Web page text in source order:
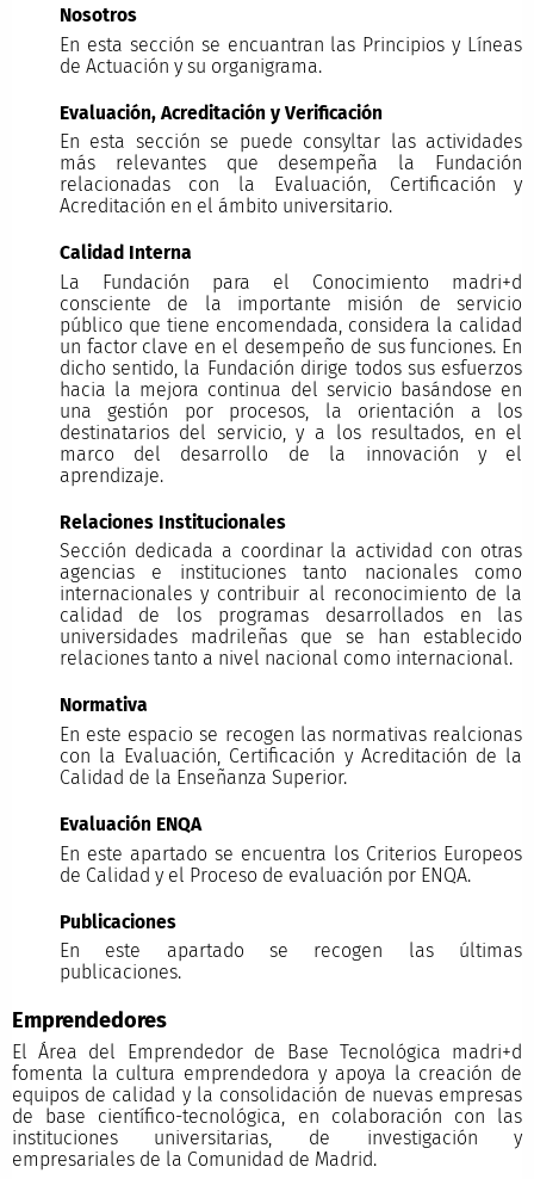
Nosotros
En esta sección se encuantran las Principios y Líneas
de Actuación y su organigrama.
Evaluación, Acreditación y Verificación
En esta sección se puede consyltar las actividades
más relevantes que desempeña la Fundación
relacionadas con la Evaluación, Certificación y
Acreditación en el ámbito universitario.
Calidad Interna
La Fundación para el Conocimiento madri+d
consciente de la importante misión de servicio
público que tiene encomendada, considera la calidad
un factor clave en el desempeño de sus funciones. En
dicho sentido, la Fundación dirige todos sus esfuerzos
hacia la mejora continua del servicio basándose en
una gestión por procesos, la orientación a los
destinatarios del servicio, y a los resultados, en el
marco del desarrollo de la innovación y el
aprendizaje.
Relaciones Institucionales
Sección dedicada a coordinar la actividad con otras
agencias e instituciones tanto nacionales como
internacionales y contribuir al reconocimiento de la
calidad de los programas desarrollados en las
universidades madrileñas que se han establecido
relaciones tanto a nivel nacional como internacional.
Normativa
En este espacio se recogen las normativas realcionas
con la Evaluación, Certificación y Acreditación de la
Calidad de la Enseñanza Superior.
Evaluación ENQA
En este apartado se encuentra los Criterios Europeos
de Calidad y el Proceso de evaluación por ENQA.
Publicaciones
En este apartado se recogen las últimas
publicaciones.
Emprendedores
El Área del Emprendedor de Base Tecnológica madri+d
fomenta la cultura emprendedora y apoya la creación de
equipos de calidad y la consolidación de nuevas empresas
de base científico-tecnológica, en colaboración con las
instituciones universitarias, de investigación y
empresariales de la Comunidad de Madrid.